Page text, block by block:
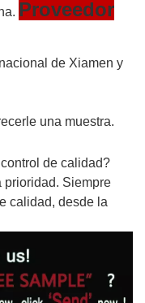
Proveedor
de Xiamen y
una muestra.
de calidad?
prioridad. Siempre
calidad, desde la